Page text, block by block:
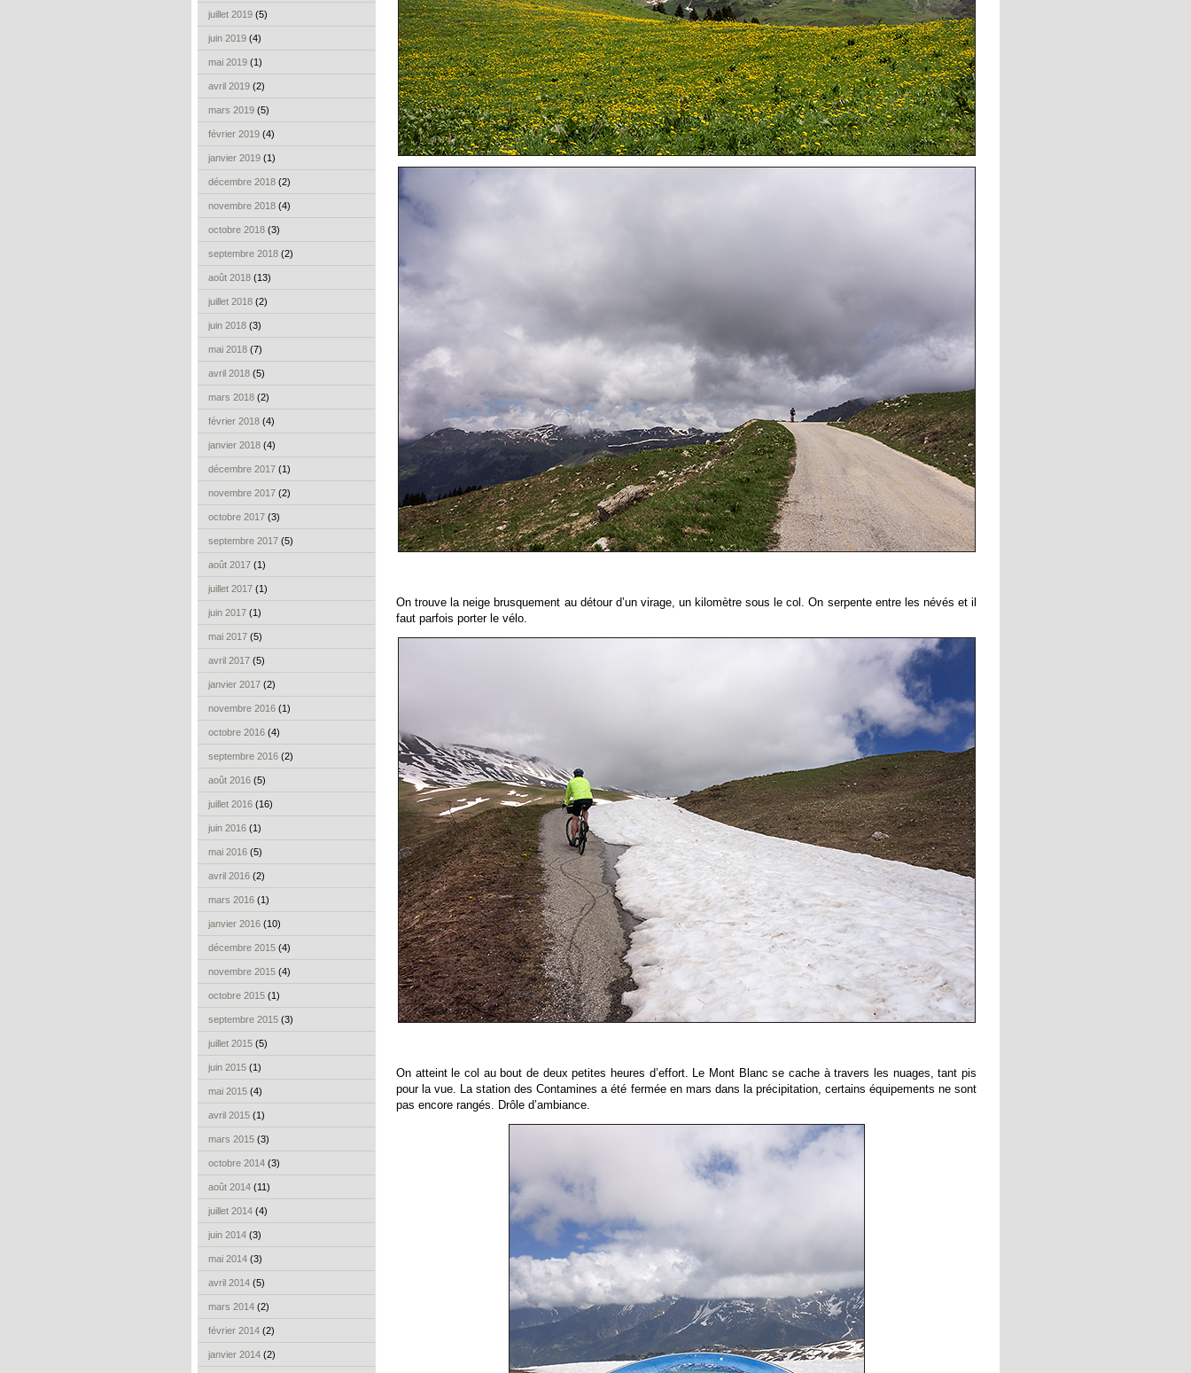
juillet 2019 (5)
juin 2019 (4)
mai 2019 (1)
avril 2019 (2)
mars 2019 (5)
février 2019 (4)
janvier 2019 (1)
décembre 2018 (2)
novembre 2018 (4)
octobre 2018 (3)
septembre 2018 (2)
août 2018 (13)
juillet 2018 (2)
juin 2018 (3)
mai 2018 (7)
avril 2018 (5)
mars 2018 (2)
février 2018 (4)
janvier 2018 (4)
décembre 2017 (1)
novembre 2017 (2)
octobre 2017 (3)
septembre 2017 (5)
août 2017 (1)
juillet 2017 (1)
juin 2017 (1)
mai 2017 (5)
avril 2017 (5)
janvier 2017 (2)
novembre 2016 (1)
octobre 2016 (4)
septembre 2016 (2)
août 2016 (5)
juillet 2016 (16)
juin 2016 (1)
mai 2016 (5)
avril 2016 (2)
mars 2016 (1)
janvier 2016 (10)
décembre 2015 (4)
novembre 2015 (4)
octobre 2015 (1)
septembre 2015 (3)
juillet 2015 (5)
juin 2015 (1)
mai 2015 (4)
avril 2015 (1)
mars 2015 (3)
octobre 2014 (3)
août 2014 (11)
juillet 2014 (4)
juin 2014 (3)
mai 2014 (3)
avril 2014 (5)
mars 2014 (2)
février 2014 (2)
janvier 2014 (2)
On trouve la neige brusquement au détour d’un virage, un kilomètre sous le col. On serpente entre les névés et il
faut parfois porter le vélo.
On atteint le col au bout de deux petites heures d’effort. Le Mont Blanc se cache à travers les nuages, tant pis
pour la vue. La station des Contamines a été fermée en mars dans la précipitation, certains équipements ne sont
pas encore rangés. Drôle d’ambiance.